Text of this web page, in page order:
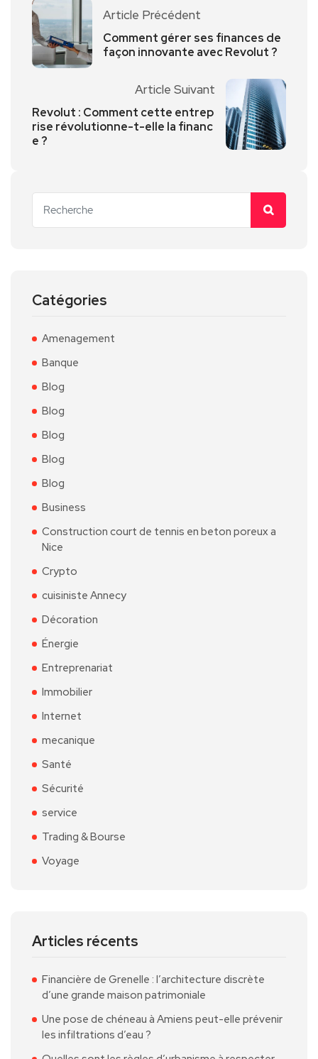
Article Précédent
Comment gérer ses finances de
façon innovante avec Revolut ?
Article Suivant
Revolut : Comment cette entrep
rise révolutionne-t-elle la financ
e ?
Catégories
Amenagement
Banque
Blog
Blog
Blog
Blog
Blog
Business
Construction court de tennis en beton poreux a
Nice
Crypto
cuisiniste Annecy
Décoration
Énergie
Entreprenariat
Immobilier
Internet
mecanique
Santé
Sécurité
service
Trading & Bourse
Voyage
Articles récents
Financière de Grenelle : l’architecture discrète
d’une grande maison patrimoniale
Une pose de chéneau à Amiens peut-elle prévenir
les infiltrations d’eau ?